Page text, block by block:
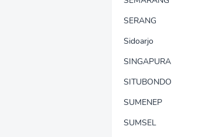
SERANG
Sidoarjo
SINGAPURA
SITUBONDO
SUMENEP
SUMSEL